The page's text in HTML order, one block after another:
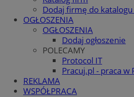
Dodaj firmę do
OGŁOSZENIA
OGŁOSZENIA
Dodaj ogłoszenie
POLECAMY
Protocol IT
Pracuj.pl - praca w
REKLAMA
WSPÓŁPRACA